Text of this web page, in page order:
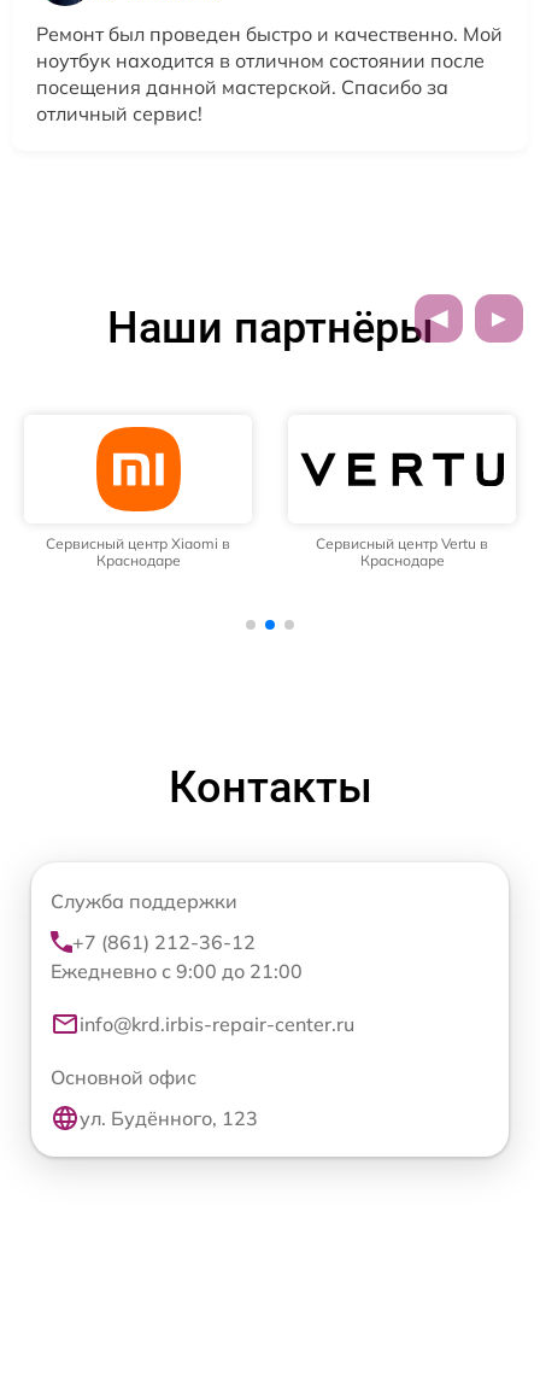
Ремонт был проведен быстро и качественно. Мой
ноутбук находится в отличном состоянии после
посещения данной мастерской. Спасибо за
отличный сервис!
Наши партнёры
Сервисный центр Xiaomi в
Краснодаре
Сервисный центр Vertu в
Краснодаре
Контакты
Служба поддержки
+7 (861) 212-36-12
Ежедневно с 9:00 до 21:00
info@krd.irbis-repair-center.ru
Основной офис
ул. Будённого, 123